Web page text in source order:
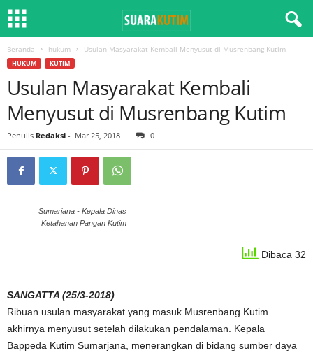
Beranda hukum Usulan Masyarakat Kembali Menyusut di Musrenbang Kutim
HUKUM KUTIM
Usulan Masyarakat Kembali
Menyusut di Musrenbang Kutim
Penulis Redaksi - Mar 25, 2018 0
Sumarjana - Kepala Dinas
Ketahanan Pangan Kutim
Dibaca 32
SANGATTA (25/3-2018)
Ribuan usulan masyarakat yang masuk Musrenbang Kutim
akhirnya menyusut setelah dilakukan pendalaman. Kepala
Bappeda Kutim Sumarjana, menerangkan di bidang sumber daya